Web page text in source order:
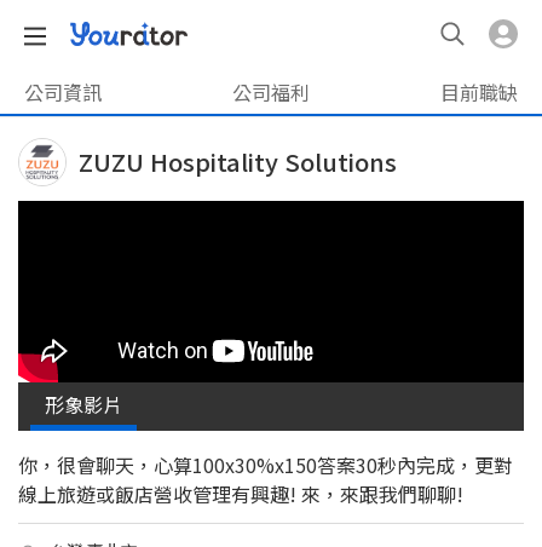
公司資訊 公司福利 目前職缺
ZUZU Hospitality Solutions
形象影片
你，很會聊天，心算100x30%x150答案30秒內完成，更對
線上旅遊或飯店營收管理有興趣! 來，來跟我們聊聊!